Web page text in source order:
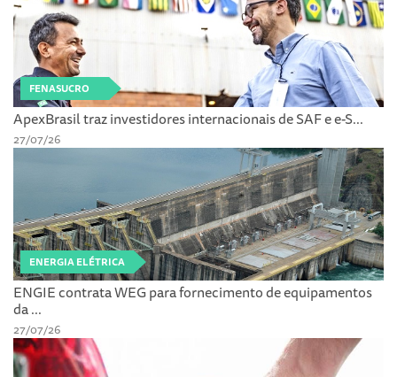
FENASUCRO
ApexBrasil traz investidores internacionais de SAF e e-S...
27/07/26
ENERGIA ELÉTRICA
ENGIE contrata WEG para fornecimento de equipamentos
da ...
27/07/26